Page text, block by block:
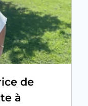
de
à